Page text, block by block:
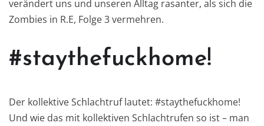
verändert uns und unseren Alltag rasanter, als sich die
Zombies in R.E, Folge 3 vermehren.
#staythefuckhome!
Der kollektive Schlachtruf lautet: #staythefuckhome!
Und wie das mit kollektiven Schlachtrufen so ist – man